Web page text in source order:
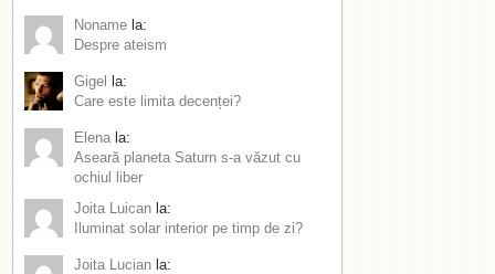
Noname la:
Despre ateism
Gigel la:
Care este limita decenței?
Elena la:
Aseară planeta Saturn s-a văzut cu
ochiul liber
Joita Luican la:
Iluminat solar interior pe timp de zi?
Joita Lucian la: